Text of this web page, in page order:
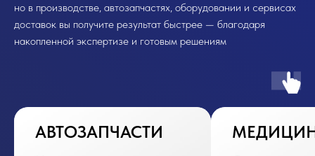
но в производстве, автозапчастях, оборудовании и сервисах
доставок вы получите результат быстрее — благодаря
накопленной экспертизе и готовым решениям
АВТОЗАПЧАСТИ